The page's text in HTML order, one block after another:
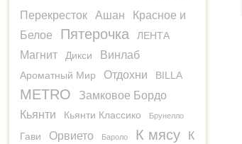
Перекресток Ашан
Красное и
Белое
Пятерочка ЛЕНТА
Магнит Дикси Винлаб
Ароматный Мир Отдохни BILLA
METRO
Замковое Бордо
Кьянти
Кьянти Классико Брунелло
Гави Орвието Бароло К мясу
К